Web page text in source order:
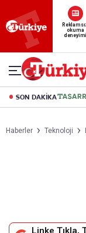
okuma
deneyimi
SON DAKİKA
Haberler Teknoloji
Linke Tıkla,